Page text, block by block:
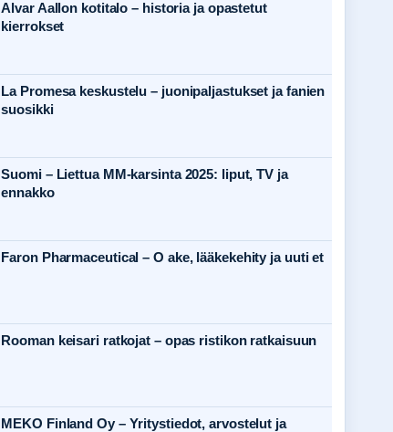
Alvar Aallon kotitalo – historia ja opastetut
kierrokset
La Promesa keskustelu – juonipaljastukset ja fanien
suosikki
Suomi – Liettua MM-karsinta 2025: liput, TV ja
ennakko
Faron Pharmaceutical – O ake, lääkekehity ja uuti et
Rooman keisari ratkojat – opas ristikon ratkaisuun
MEKO Finland Oy – Yritystiedot, arvostelut ja